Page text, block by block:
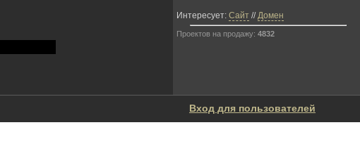
Интересует: Сайт //Домен
Проектов на продажу: 4832
Вход для пользователей